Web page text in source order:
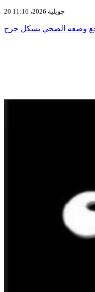
20 جويلية 2026، 11:16